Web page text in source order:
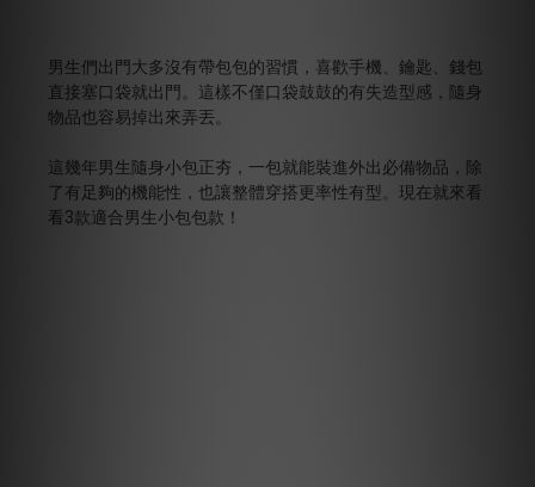
男生們出門大多沒有帶包包的習慣，喜歡手機、鑰匙、錢包
直接塞口袋就出門。這樣不僅口袋鼓鼓的有失造型感，隨身
物品也容易掉出來弄丟。
這幾年男生隨身小包正夯，一包就能裝進外出必備物品，除
了有足夠的機能性，也讓整體穿搭更率性有型。現在就來看
看3款適合男生小包包款！